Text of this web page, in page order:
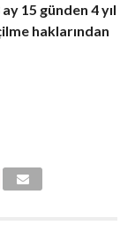
15 günden 4 yıl
haklarından